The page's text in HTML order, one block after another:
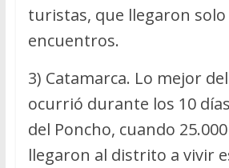
turistas, que llegaron
encuentros.
3) Catamarca. Lo mejor
ocurrió durante los 10
del Poncho, cuando
llegaron al distrito a vivir